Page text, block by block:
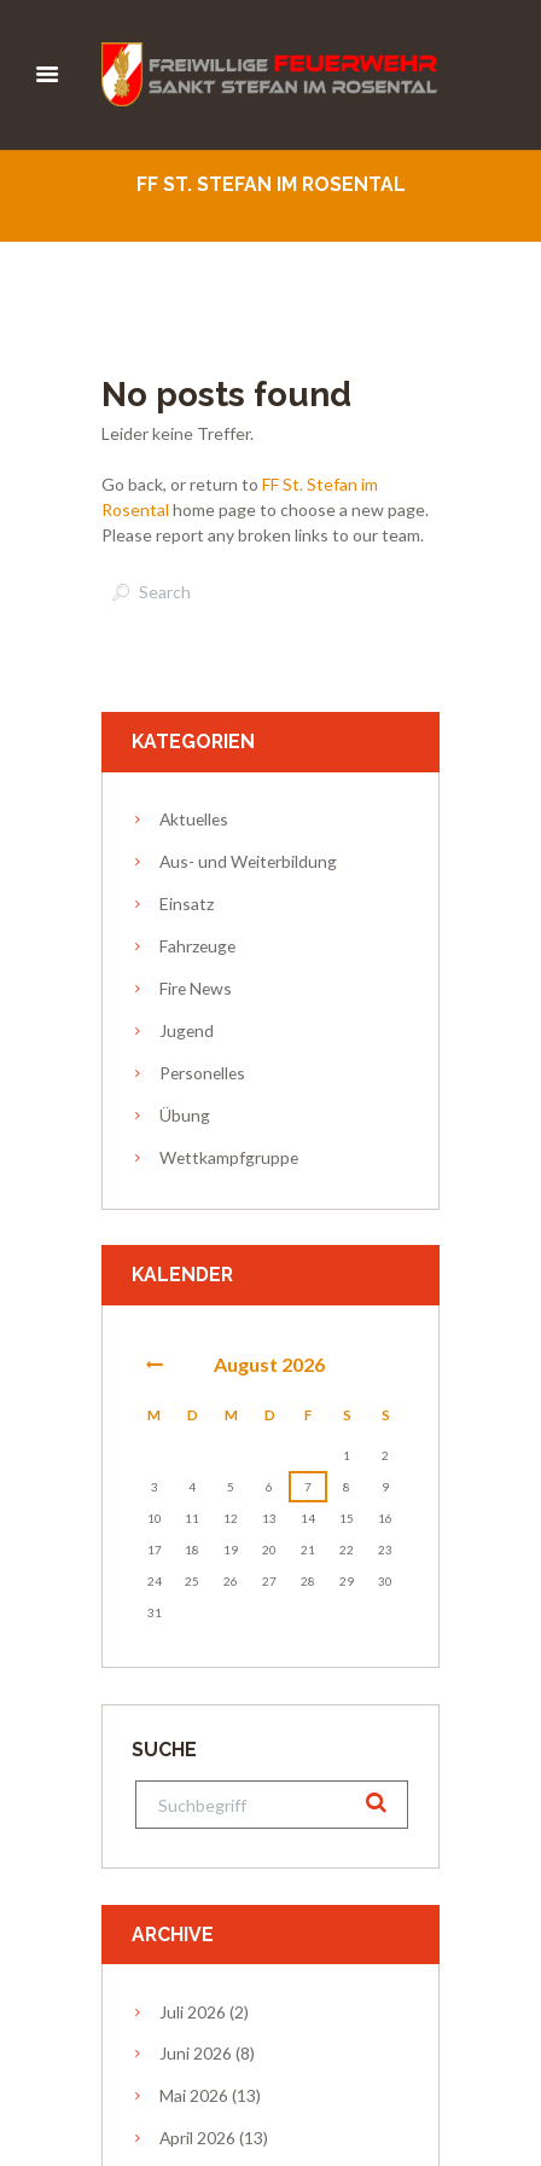
FF ST. STEFAN IM ROSENTAL
No posts found
Leider keine Treffer.
Go back, or return to FF St. Stefan im
Rosental home page to choose a new page.
Please report any broken links to our team.
KATEGORIEN
Aktuelles
Aus- und Weiterbildung
Einsatz
Fahrzeuge
Fire News
Jugend
Personelles
Übung
Wettkampfgruppe
KALENDER
August 2026
M D M D F S S
1 2
3 4 5 6 7 8 9
10 11 12 13 14 15 16
17 18 19 20 21 22 23
24 25 26 27 28 29 30
31
SUCHE
ARCHIVE
Juli 2026 (2)
Juni2026 (8)
Mai 2026 (13)
April 2026 (13)